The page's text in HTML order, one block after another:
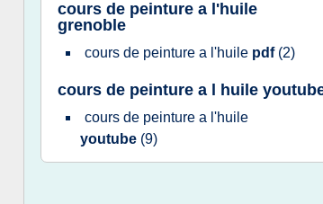
cours de peinture a l'huile
grenoble
cours de peinture a l'huile pdf (2)
cours de peinture a l huile
cours de peinture a l'huile
youtube (9)